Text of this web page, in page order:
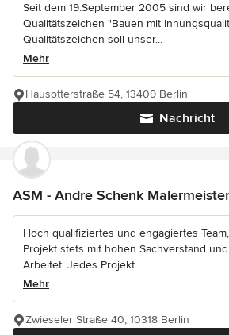
Seit dem 19.September 2005 sind wir
Qualitätszeichen "Bauen mit
Qualitätszeichen soll unser...
Mehr
Nachricht
Hausotterstraße 54, 13409 Berlin
ASM - Andre Schenk
Hoch qualifiziertes und engagiertes
Projekt stets mit hohen Sachverstand
Arbeitet. Jedes Projekt...
Mehr
Zwieseler Straße 40, 10318 Berlin